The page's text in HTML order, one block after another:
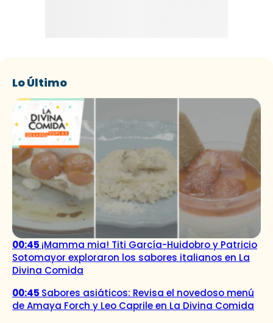
Lo Último
00:45 ¡Mamma mia! Titi García-Huidobro y Patricio
Sotomayor exploraron los sabores italianos en La
Divina Comida
00:45 Sabores asiáticos: Revisa el novedoso menú
de Amaya Forch y Leo Caprile en La Divina Comida